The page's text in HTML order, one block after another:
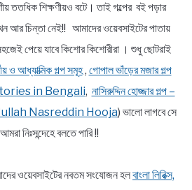
ততধিক শিক্ষণীয়ও বটে। তাই গল্পের বই পড়ার
আর চিন্তা নেই!! আমাদের ওয়েবসাইটের পাতায়
পেয়ে যাবে কিশোর কিশোরীরা । শুধু ছোটরাই
ও আধ্যাত্মিক গল্প সমূহ, গোপাল ভাঁড়ের মজার গল্প
in Bengali, নাসিরুদ্দিন হোজ্জার গল্প –
Nasreddin Hooja) ভালো লাগবে সে
নিঃসন্দেহে বলতে পারি !!
ওয়েবসাইটের নবতম সংযোজন হলবাংলা লিরিক্স,